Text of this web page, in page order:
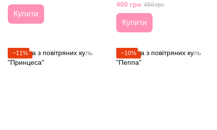
Купити
400 грн 450 грн
Купити
−11% −10%